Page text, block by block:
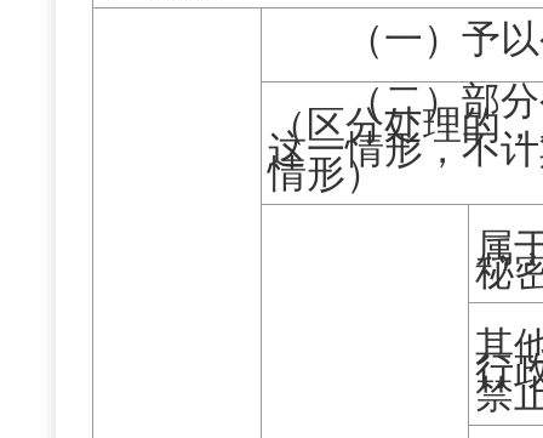
（一）予
（二）部
（区分处理的
这一情形，不
情形）
属
秘
其
行
禁